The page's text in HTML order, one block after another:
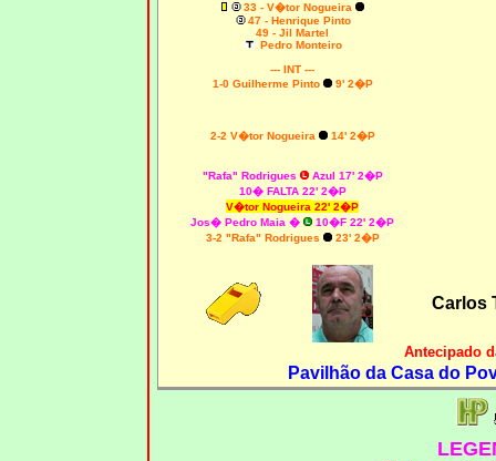
33 - V�tor Nogueira
47 - Henrique Pinto
49 - Jil Martel
Pedro Monteiro
--- INT ---
1-0 Guilherme Pinto
9' 2�P
2-2 V�tor Nogueira 14' 2�P
"Rafa" Rodrigues
Azul 17' 2�P
10� FALTA 22' 2�P
V�tor Nogueira 22' 2�P
Jos� Pedro Maia �
10�F 22' 2�P
3-2 "Rafa" Rodrigues
23' 2�P
Carlos
Antecipado
Pavilhão da Casa do